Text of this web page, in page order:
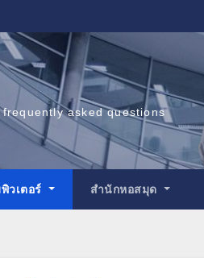
asked questions
วเตอร์ สำนักหอสมุด